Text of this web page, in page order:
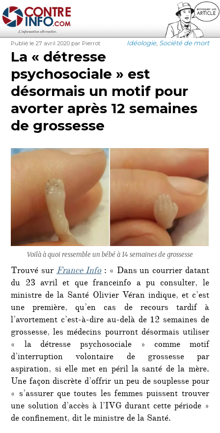
Contre-Info
Publié
le
Publié le 27 avril 2020 Auteur
par Pierrot Catégories
Idéologie, Société de mort
La « détresse
psychosociale » est
désormais un motif pour
avorter après 12 semaines
de grossesse
Voilà à quoi ressemble un bébé à 14 semaines de grossesse
Trouvé surFrance Info: « Dans un courrier datant
du 23 avril et que franceinfo a pu consulter, le
ministre de la Santé Olivier Véran indique, et c’est
une première, qu’en cas de recours tardif à
l’avortement c’est-à-dire au-delà de 12 semaines de
grossesse, les médecins pourront désormais utiliser
« la détresse psychosociale » comme motif
d’interruption volontaire de grossesse par
aspiration, si elle met en péril la santé de la mère.
Une façon discrète d’offrir un peu de souplesse pour
« s’assurer que toutes les femmes puissent trouver
une solution d’accès à l’IVG durant cette période »
de confinement, dit le ministre de la Santé.